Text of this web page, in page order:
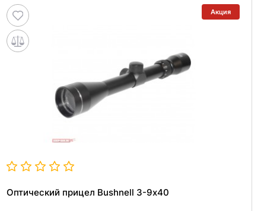
Акция
Оптический прицел Bushnell 3-9х40